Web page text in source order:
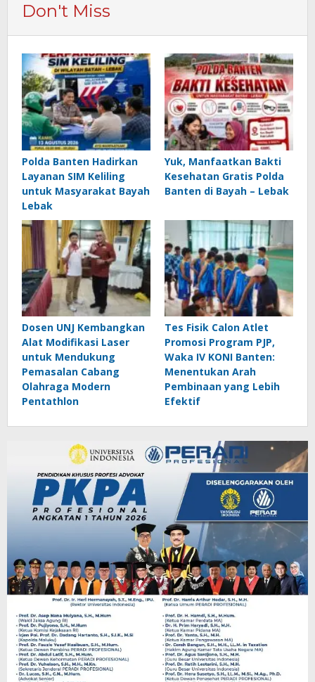
Don't Miss
Polda Banten Hadirkan
Layanan SIM Keliling
untuk Masyarakat Bayah
Lebak
Yuk, Manfaatkan Bakti
Kesehatan Gratis Polda
Banten di Bayah – Lebak
Dosen UNJ Kembangkan
Alat Modifikasi Laser
untuk Mendukung
Pemasalan Cabang
Olahraga Modern
Pentathlon
Tes Fisik Calon Atlet
Promosi Program PJP,
Waka IV KONI Banten:
Menentukan Arah
Pembinaan yang Lebih
Efektif